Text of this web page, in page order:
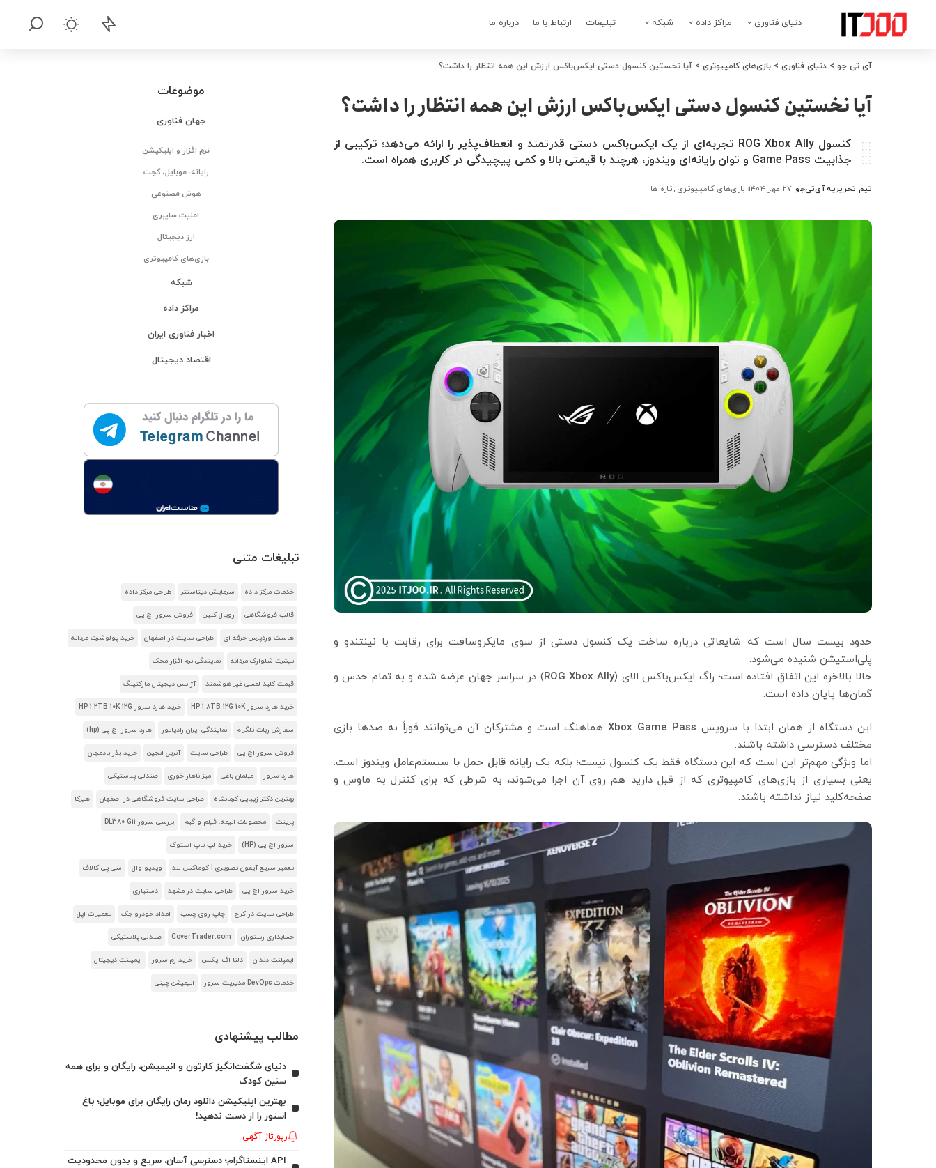
دنیای فناوری مراکز داده شبکه تبلیغات ارتباط با ما درباره ما
آی تی جو > دنیای فناوری > بازی‌های کامپیوتری > آیا نخستین کنسول دستی ایکس‌باکس ارزش این همه انتظار را داشت؟
آیا نخستین کنسول دستی ایکس‌باکس ارزش این همه انتظار را داشت؟
کنسول ROG Xbox Ally تجربه‌ای از یک ایکس‌باکس دستی قدرتمند و انعطاف‌پذیر را ارائه می‌دهد؛ ترکیبی از
جذابیت Game Pass و توان رایانه‌ای ویندوز، هرچند با قیمتی بالا و کمی پیچیدگی در کاربری همراه است.
ارسال
توسط
تیم تحریریه آی‌تی‌جو ۲۷ مهر ۱۴۰۴ بازی‌های کامپیوتری تازه ها
حدود بیست سال است که شایعاتی درباره ساخت یک کنسول دستی از سوی مایکروسافت برای رقابت با نینتندو و
پلی‌استیشن شنیده می‌شود.
حالا بالاخره این اتفاق افتاده است؛ راگ ایکس‌باکس الای (ROG Xbox Ally) در سراسر جهان عرضه شده و به تمام حدس و
گمان‌ها پایان داده است.
این دستگاه از همان ابتدا با سرویس Xbox Game Passهماهنگ است و مشترکان آن می‌توانند فوراً به صدها بازی
مختلف دسترسی داشته باشند.
اما ویژگی مهم‌تر این است که این دستگاه فقط یک کنسول نیست؛ بلکه یک رایانه قابل حمل با سیستم‌عامل ویندوز است.
یعنی بسیاری از بازی‌های کامپیوتری که از قبل دارید هم روی آن اجرا می‌شوند، به شرطی که برای کنترل به ماوس و
صفحه‌کلید نیاز نداشته باشند.
موضوعات
جهان فناوری
نرم افزار و اپلیکیشن
رایانه، موبایل، گجت
هوش مصنوعی
امنیت سایبری
ارز دیجیتال
بازی‌های کامپیوتری
شبکه
مراکز داده
اخبار فناوری ایران
اقتصاد دیجیتال
تبلیغات متنی
خدمات مرکز داده سرمایش دیتاسنتر طراحی مرکز داده
قالب فروشگاهی رویال کنین فروش سرور اچ پی
هاست وردپرس حرفه ای طراحی سایت در اصفهان خرید پولوشرت مردانه
تیشرت شلوارک مردانه نمایندگی نرم افزار محک
قیمت کلید لمسی غیر هوشمند آژانس دیجیتال مارکتینگ
خرید هارد سرور HP 1.8TB 12G 10K خرید هارد سرور HP 1.2TB 10K 12G
سفارش ربات تلگرام نمایندگی ایران رادیاتور هارد سرور اچ پی (hp)
فروش سرور اچ پی طراحی سایت آنریل انجین خرید بذر بادمجان
هارد سرور مبلمان باغی میز ناهار خوری صندلی پلاستیکی
بهترین دکتر زیبایی کرمانشاه طراحی سایت فروشگاهی در اصفهان هیرکا
پرینت محصولات انیمه، فیلم و گیم بررسی سرور DL380 G11
سرور اچ پی (HP) خرید لپ تاپ استوک
تعمیر سریع آیفون تصویری | کوماکس لند ویدیو وال سی پی کالاف
خرید سرور اچ پی طراحی سایت در مشهد دستیاری
طراحی سایت در کرج چاپ روی چسب امداد خودرو جک تعمیرات اپل
حسابداری رستوران CoverTrader.com صندلی پلاستیکی
ایمپلنت دندان دلتا اف ایکس خرید رم سرور ایمپلنت دیجیتال
خدمات DevOps مدیریت سرور انیمیشن چینی
مطالب پیشنهادی
دنیای شگفت‌انگیز کارتون و انیمیشن، رایگان و برای همه
سنین کودک
بهترین اپلیکیشن دانلود رمان رایگان برای موبایل؛ باغ
استور را از دست ندهید!
رپورتاژ آگهی
API اینستاگرام؛ دسترسی آسان، سریع و بدون محدودیت